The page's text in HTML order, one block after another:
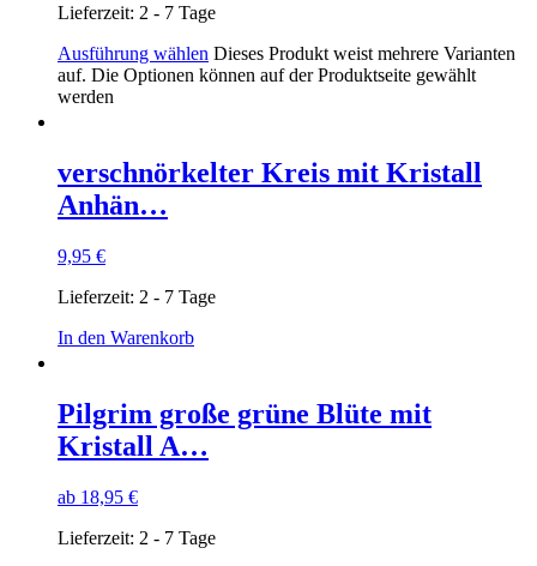
Lieferzeit: 2 - 7 Tage
Ausführung wählen Dieses Produkt weist mehrere Varianten
auf. Die Optionen können auf der Produktseite gewählt
werden
verschnörkelter Kreis mit Kristall
Anhän…
9,95 €
Lieferzeit: 2 - 7 Tage
In den Warenkorb
Pilgrim große grüne Blüte mit
Kristall A…
ab 18,95 €
Lieferzeit: 2 - 7 Tage